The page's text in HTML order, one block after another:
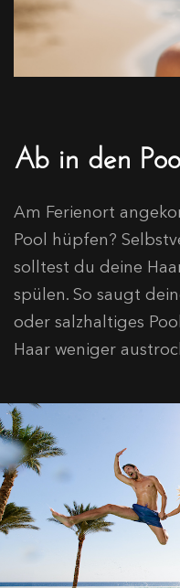
Ab in den
Am Ferienort
Pool hüpfen?
solltest du deine
spülen. So saugt
oder salzhaltiges
Haar weniger